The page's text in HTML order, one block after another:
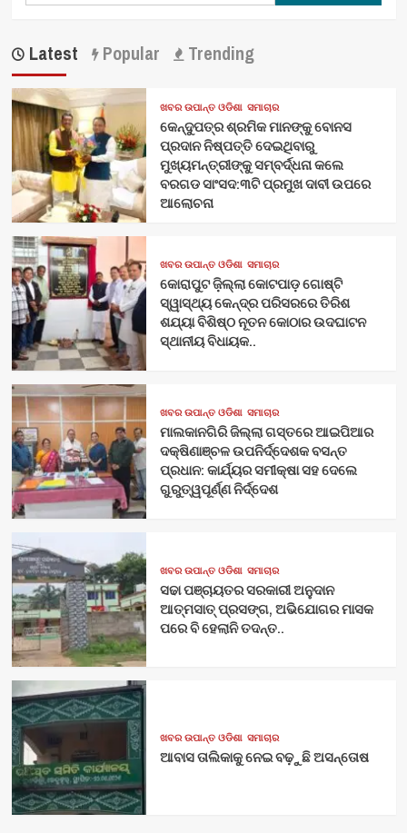
Latest Popular Trending
ଖବର ଉପାନ୍ତ ଓଡିଶା ସମାଚାର
କେନ୍ଦୁପତ୍ର ଶ୍ରମିକ ମାନଙ୍କୁ ବୋନସ
ପ୍ରଦାନ ନିଷ୍ପତ୍ତି ଦେଇଥିବାରୁ
ମୁଖ୍ୟମନ୍ତ୍ରୀଙ୍କୁ ସମ୍ବର୍ଦ୍ଧନା କଲେ
ବରଗଡ ସାଂସଦ:୩ଟି ପ୍ରମୁଖ ଦାବୀ ଉପରେ
ଆଲୋଚନା
ଖବର ଉପାନ୍ତ ଓଡିଶା ସମାଚାର
କୋରାପୁଟ ଜ଼ିଲ୍ଲା କୋଟପାଡ଼ ଗୋଷ୍ଟି
ସ୍ୱାସ୍ଥ୍ୟ କେନ୍ଦ୍ର ପରିସରରେ ତିରିଶ
ଶଯ୍ୟା ବିଶିଷ୍ଠ ନୂତନ କୋଠାର ଉଦଘାଟନ
ସ୍ଥାନୀୟ ବିଧାୟକ..
ଖବର ଉପାନ୍ତ ଓଡିଶା ସମାଚାର
ମାଲକାନଗିରି ଜିଲ୍ଲା ଗସ୍ତରେ ଆଇପିଆର
ଦକ୍ଷିଣାଞ୍ଚଳ ଉପନିର୍ଦ୍ଦେଶକ ବସନ୍ତ
ପ୍ରଧାନ: କାର୍ଯ୍ୟର ସମୀକ୍ଷା ସହ ଦେଲେ
ଗୁରୁତ୍ୱପୂର୍ଣ୍ଣ ନିର୍ଦ୍ଦେଶ
ଖବର ଉପାନ୍ତ ଓଡିଶା ସମାଚାର
ସଢା ପଞ୍ଚାୟତର ସରକାରୀ ଅନୁଦାନ
ଆତ୍ମସାତ୍ ପ୍ରସଙ୍ଗ, ଅଭିଯୋଗର ମାସକ
ପରେ ବି ହେଲାନି ତଦନ୍ତ..
ଖବର ଉପାନ୍ତ ଓଡିଶା ସମାଚାର
ଆବାସ ତାଲିକାକୁ ନେଇ ବଢ଼ୁଛି ଅସନ୍ତୋଷ